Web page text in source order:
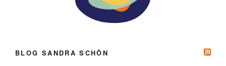
BLOG SANDRA SCHÖN